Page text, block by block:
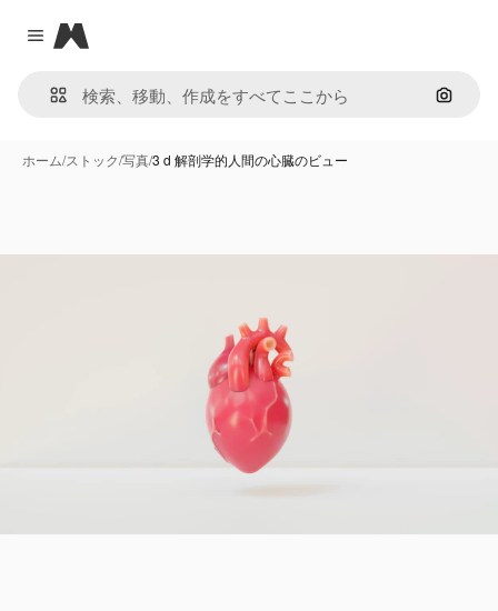
Close menu
Magnific
画像で
ホーム/ストック/写真/3 d 解剖学的人間の心臓のビュー